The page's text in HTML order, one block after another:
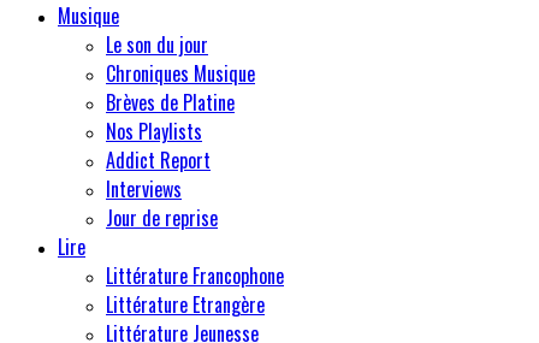
Musique
Le son du jour
Chroniques Musique
Brèves de Platine
Nos Playlists
Addict Report
Interviews
Jour de reprise
Lire
Littérature Francophone
Littérature Etrangère
Littérature Jeunesse